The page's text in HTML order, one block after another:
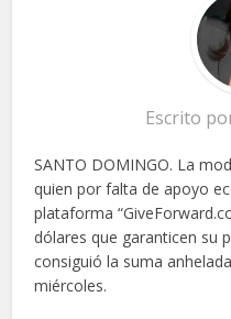
Escrito
SANTO DOMINGO. La
quien por falta de apoyo
plataforma
dólares que garanticen su
consiguió la suma
miércoles.